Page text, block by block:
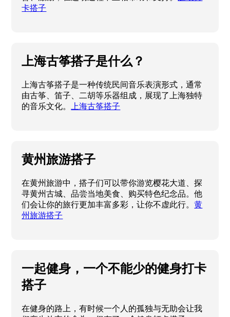
卡搭子
上海古筝搭子是什么？
上海古筝搭子是一种传统民间音乐表演形式，通常
由古筝、笛子、二胡等乐器组成，展现了上海独特
的音乐文化。
上海古筝搭子
黄州旅游搭子
在黄州旅游中，搭子们可以带你游览樱花大道、探
寻黄州古城、品尝当地美食、购买特色纪念品。他
们会让你的旅行更加丰富多彩，让你不虚此行。黄
州旅游搭子
一起健身，一个不能少的健身打卡
搭子
在健身的路上，有时候一个人的孤独与无助会让我